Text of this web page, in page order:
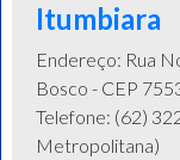
Itumbiara
Endereço: Rua
Bosco - CEP
Telefone: (62)
Metropolitana)